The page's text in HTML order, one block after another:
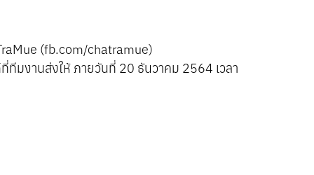
(fb.com/chatramue)
ทีมงานส่งให้ ภายวันที่ 20 ธันวาคม 2564 เวลา